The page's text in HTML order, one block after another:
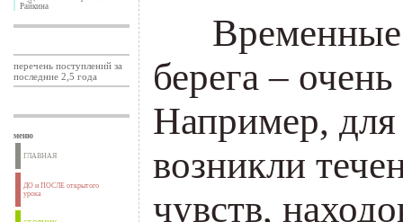
Райкина
перечень поступлений за
последние 2,5 года
меню
ГЛАВНАЯ
ДО и ПОСЛЕ открытого
урока
Временные
берега –
Например,
возникли
чувств,